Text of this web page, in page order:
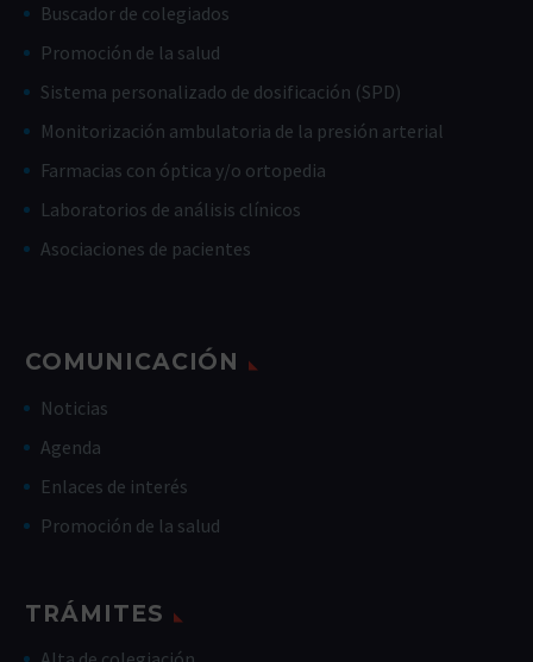
Buscador de colegiados
Promoción de la salud
Sistema personalizado de dosificación (SPD)
Monitorización ambulatoria de la presión arterial
Farmacias con óptica y/o ortopedia
Laboratorios de análisis clínicos
Asociaciones de pacientes
COMUNICACIÓN
Noticias
Agenda
Enlaces de interés
Promoción de la salud
TRÁMITES